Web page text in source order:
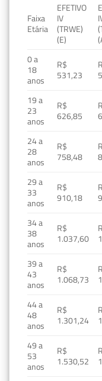
Faixa
Etária
EFETIVO
IV
(TRWE)
(E)
0 a
18
anos
R$
531,23
19 a
23
anos
R$
626,85
24 a
28
anos
R$
758,48
29 a
33
anos
R$
910,18
34 a
38
anos
R$
1.037,60
39 a
43
anos
R$
1.068,73
44 a
48
anos
R$
1.301,24
49 a
53
anos
R$
1.530,52